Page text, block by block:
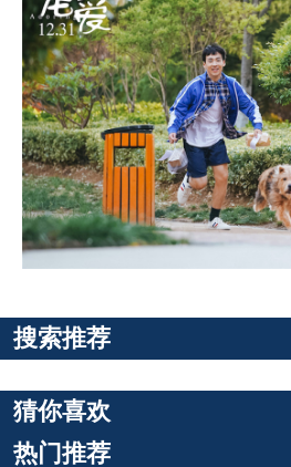
搜索推荐
猜你喜欢
热门推荐